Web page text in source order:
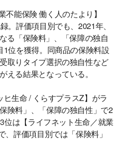
能保険 働く人のたより】
。評価項目別でも、2021年、
る「保険料」、「保障の独自
位を獲得。同商品の保険料設
取りタイプ選択の独自性など
える結果となっている。
生命 / くらすプラスZ】がラ
険料」、「保障の独自性」で2
位は【ライフネット生命／就業
評価項目別では「保険料」